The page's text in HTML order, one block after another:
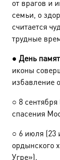
от врагов и
семьи, о
считается
трудные
● День
иконы
избавление
○ 8
спасения
○ 6 июля (23
ордынского
Угре»).